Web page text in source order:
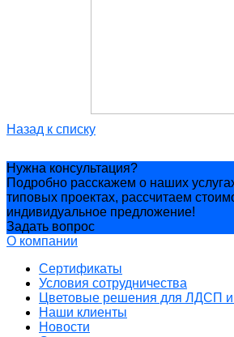
Назад к списку
Нужна консультация?
Подробно расскажем о наших
типовых проектах, рассчитаем
индивидуальное предложение!
Задать вопрос
О компании
Сертификаты
Условия сотрудничества
Цветовые решения для ЛДСП и
Наши клиенты
Новости